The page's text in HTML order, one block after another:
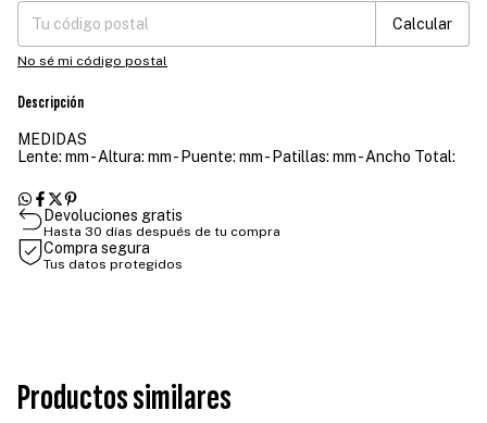
Calcular
No sé mi código postal
Descripción
MEDIDAS
Lente: mm - Altura: mm - Puente: mm - Patillas: mm - Ancho Total:
Devoluciones gratis
Hasta 30 días después de tu compra
Compra segura
Tus datos protegidos
Productos similares